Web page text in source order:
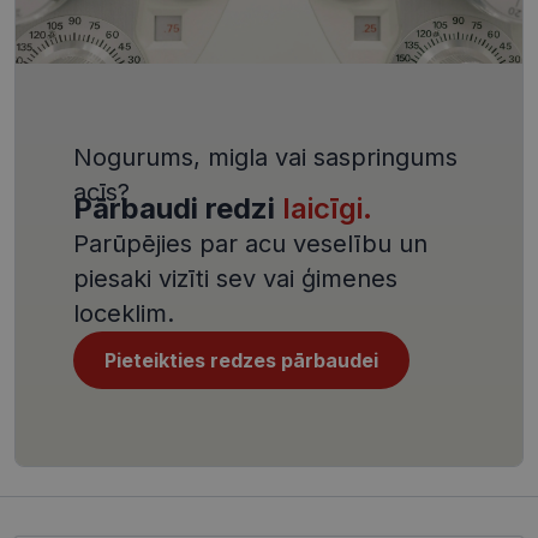
Nogurums, migla vai saspringums
acīs?
Pārbaudi redzi laicīgi.
Parūpējies par acu veselību un
piesaki vizīti sev vai ģimenes
loceklim.
Pieteikties redzes pārbaudei
tīmekļa
veidlapām.
Nodrošinātājs /
Derīguma